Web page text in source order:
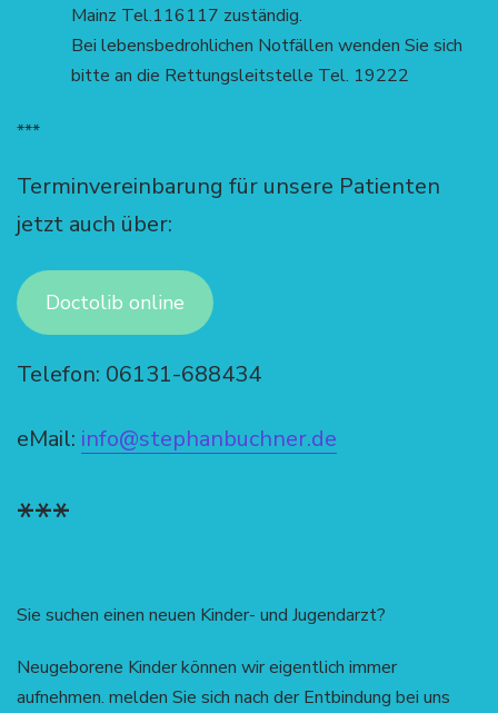
Mainz Tel.116117 zuständig.
Bei lebensbedrohlichen Notfällen wenden Sie sich
bitte an die Rettungsleitstelle Tel. 19222
***
Terminvereinbarung für unsere Patienten
jetzt auch über:
Doctolib online
Telefon: 06131-688434
eMail: info@stephanbuchner.de
***
Sie suchen einen neuen Kinder- und Jugendarzt?
Neugeborene Kinder können wir eigentlich immer
aufnehmen. melden Sie sich nach der Entbindung bei uns